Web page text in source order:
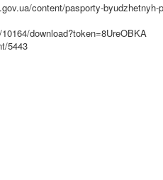
content/pasporty-byudzhetnyh-
download?token=8UreOBKA
5443